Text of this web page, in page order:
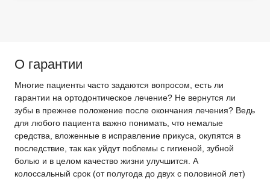
О гарантии
Многие пациенты часто задаются вопросом, есть ли
гарантии на ортодонтическое лечение? Не вернутся ли
зубы в прежнее положение после окончания лечения? Ведь
для любого пациента важно понимать, что немалые
средства, вложенные в исправление прикуса, окупятся в
последствие, так как уйдут поблемы с гигиеной, зубной
болью и в целом качество жизни улучшится. А
колоссальный срок (от полугода до двух с половиной лет)